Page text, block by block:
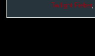
Twilight Fieber,